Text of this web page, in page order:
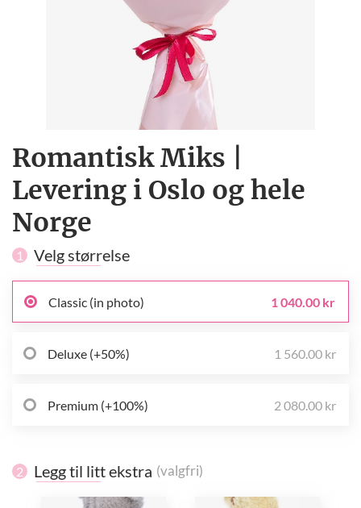
Romantisk Miks |
Levering i Oslo og hele
Norge
1 Velg størrelse
Classic (in photo) 1 040.00 kr
Deluxe (+50%) 1 560.00 kr
Premium (+100%) 2 080.00 kr
2 Legg til litt ekstra (valgfri)